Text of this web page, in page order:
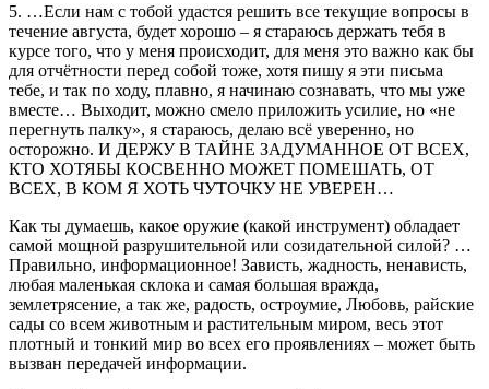
5. …Если нам с тобой удастся решить все текущие вопросы в
течение августа, будет хорошо – я стараюсь держать тебя в
курсе того, что у меня происходит, для меня это важно как бы
для отчётности перед собой тоже, хотя пишу я эти письма
тебе, и так по ходу, плавно, я начинаю сознавать, что мы уже
вместе… Выходит, можно смело приложить усилие, но «не
перегнуть палку», я стараюсь, делаю всё уверенно, но
осторожно. И ДЕРЖУ В ТАЙНЕ ЗАДУМАННОЕ ОТ ВСЕХ,
КТО ХОТЯБЫ КОСВЕННО МОЖЕТ ПОМЕШАТЬ, ОТ
ВСЕХ, В КОМ Я ХОТЬ ЧУТОЧКУ НЕ УВЕРЕН…
Как ты думаешь, какое оружие (какой инструмент) обладает
самой мощной разрушительной или созидательной силой? …
Правильно, информационное! Зависть, жадность, ненависть,
любая маленькая склока и самая большая вражда,
землетрясение, а так же, радость, остроумие, Любовь, райские
сады со всем животным и растительным миром, весь этот
плотный и тонкий мир во всех его проявлениях – может быть
вызван передачей информации.